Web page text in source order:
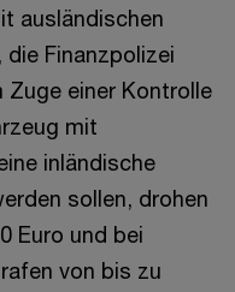
ausländischen
die Finanzpolizei
Zuge einer Kontrolle
mit
inländische
sollen, drohen
Euro und bei
von bis zu